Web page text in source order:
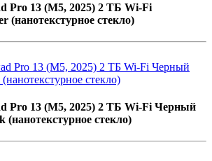
Pro 13 (M5, 2025) 2 ТБ Wi-Fi
(нанотекстурное стекло)
Pro 13 (M5, 2025) 2 ТБ Wi-Fi Черный
(нанотекстурное стекло)